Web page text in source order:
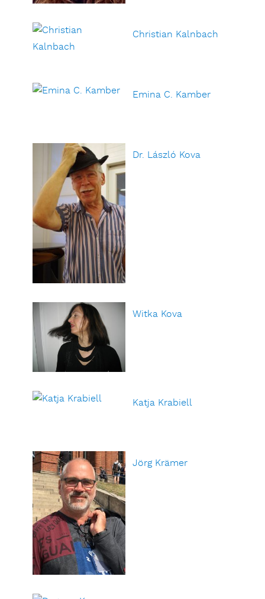
Christian Kalnbach
Emina C. Kamber
Dr. László Kova
Witka Kova
Katja Krabiell
Jörg Krämer